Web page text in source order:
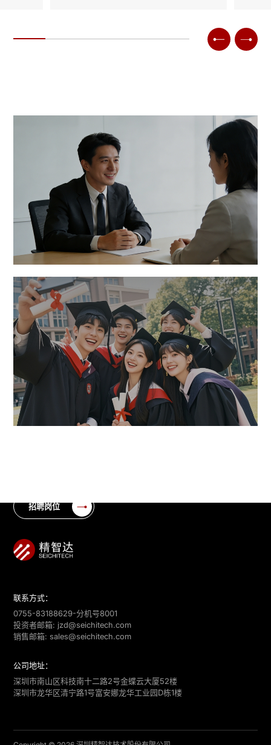
社会招聘
探索无限 不断超越
招聘岗位
招聘岗位
联系方式：
0755-83188629-分机号8001
投资者邮箱: jzd@seichitech.com
销售邮箱: sales@seichitech.com
公司地址：
深圳市南山区科技南十二路2号金蝶云大厦52楼
深圳市龙华区清宁路1号富安娜龙华工业园D栋1楼